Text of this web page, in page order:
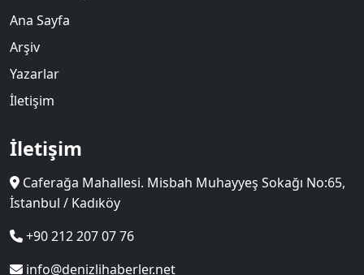
Ana Sayfa
Arşiv
Yazarlar
İletişim
İletişim
Caferağa Mahallesi. Misbah Muhayyeş Sokağı No:65,
İstanbul / Kadıköy
+90 212 207 07 76
info@denizlihaberler.net